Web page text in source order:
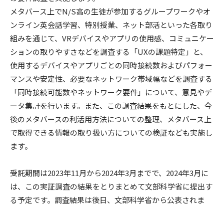
メタバース上でN/S高の生徒が参加するグループワークやオ
ンライン英会話学習、特別授業、ネット部活といった各取り
組みを通じて、VRデバイスやアプリの使用感、コミュニケー
ションの取りやすさなどを調査する「UXの課題特定」と、
使用するデバイスやアプリごとの同時接続数およびパフォー
マンスや安定性、必要なネットワーク帯域幅などを調査する
「同時接続可能数やネットワーク要件」について、意見やデ
ータ集計を行います。また、この調査結果をもとにした、今
後のメタバースの利活用方法についての整理、メタバース上
で取得できる情報の取り扱い方についての検証なども実施し
ます。
受託期間は2023年11月から2024年3月までで、2024年3月に
は、この実証調査の結果をとりまとめて文部科学省に提出す
る予定です。調査結果は後日、文部科学省から公表されま